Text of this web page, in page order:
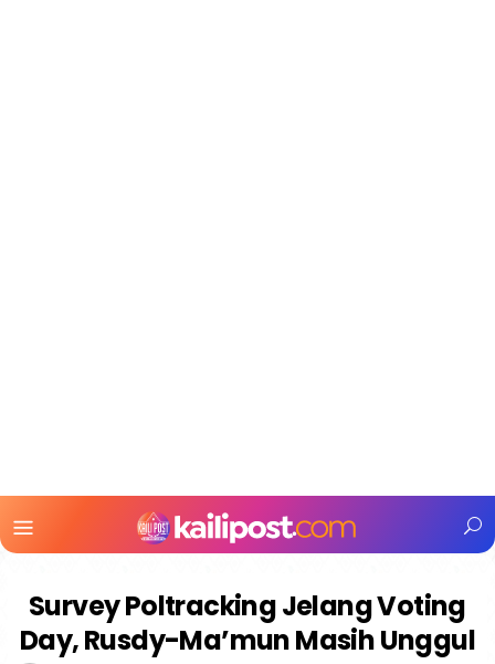
Mobile
Survey Poltracking Jelang Voting
Day, Rusdy-Ma’mun Masih Unggul